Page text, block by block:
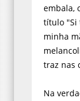
embala,
título "Si
minha
traz nas
Na